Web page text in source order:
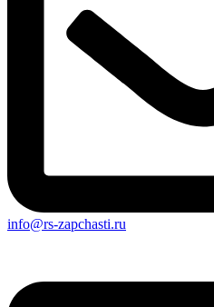
info@rs-zapchasti.ru